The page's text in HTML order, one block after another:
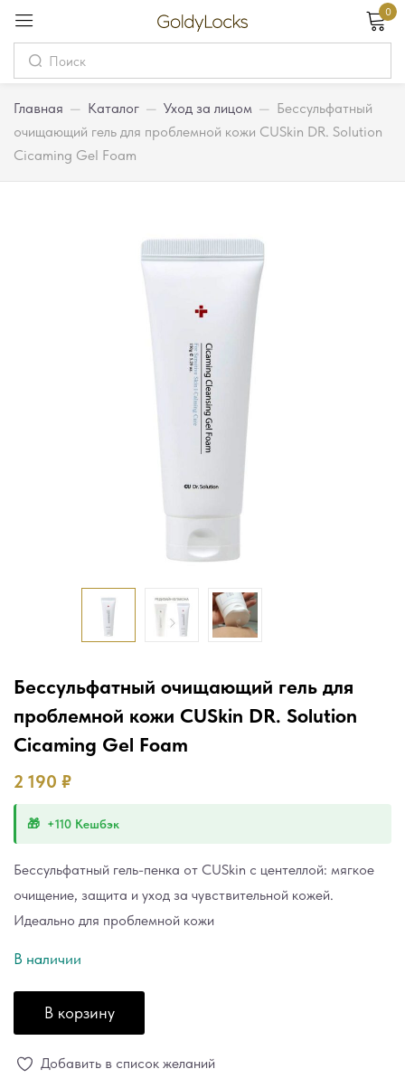
0
Главная — Каталог — Уход за лицом — Бессульфатный
очищающий гель для проблемной кожи CUSkin DR. Solution
Cicaming Gel Foam
Бессульфатный очищающий гель для
проблемной кожи CUSkin DR. Solution
Cicaming Gel Foam
2 190 ₽
+110 Кешбэк
Бессульфатный гель-пенка от CUSkin с центеллой: мягкое
очищение, защита и уход за чувствительной кожей.
Идеально для проблемной кожи
В наличии
В корзину
Добавить в список желаний
Вход
Password
Вход
Регистрация